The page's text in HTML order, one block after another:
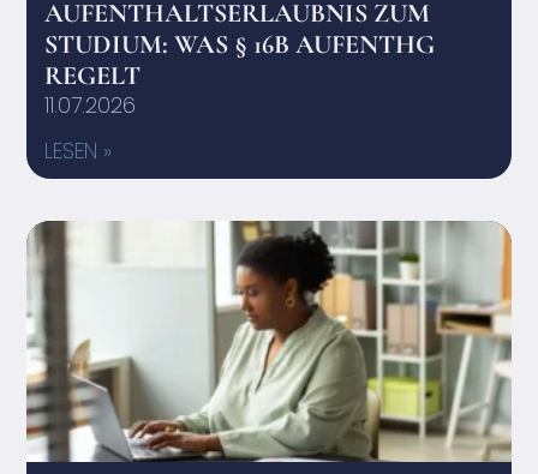
AUFENTHALTSERLAUBNIS ZUM
STUDIUM: WAS § 16B AUFENTHG
REGELT
11.07.2026
LESEN »